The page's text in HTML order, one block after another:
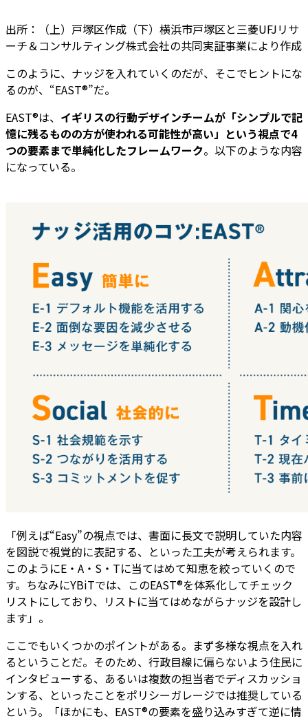
出所：（上）戸塚区作成（下）横浜市戸塚区と三菱UFJリサ
ーチ＆コンサルティング株式会社の共同実証事業により作成
このように、ナッジを入れていくのだが、そこでヒントにな
るのが、“EAST®”だ。
EAST®は、 イギリスの行動デザインチームが「シンプルで記
憶に残るものの方が使われる可能性が高い」という視点で4
つの要素まで単純化したフレームワーク。以下のような内容
になっている。
「例えば“Easy”の視点では、書面に長文で説明していた内容
を図説で視覚的に表記する、といった工夫が考えられます。
このようにE・A・S・Tに当てはめて知恵を絞っていくので
す。ちなみにYBiTでは、このEAST®を体系化してチェック
リストにしており、リストに当てはめながらナッジを設計し
ます」。
ここでもいくつかのポイントがある。まず多様な視点を入れ
るということだ。そのため、行政目線に偏らないよう住民に
インタビューする、あるいは複数の担当者でディスカッショ
ンする、といったことをポリシーガレージでは推奨している
という。「ほかにも、EAST®の要素を盛り込みすぎて逆に情